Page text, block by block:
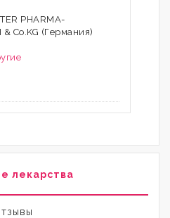
PHARMA-
& Co.KG (Германия)
лекарства